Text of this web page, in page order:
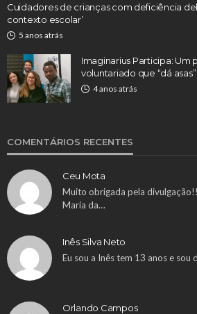
Cuidadores de crianças com deficiência
contexto escolar’
5 anos atrás
Imaginarius Participa: Um
voluntariado que “dá
4 anos atrás
COMENTÁRIOS RECENTES
Ceu Mota
Muito obrigada pela
Maria da…
Inês Silva Neto
Eu sou a Inês tem 13 anos e sou
Orlando Campos